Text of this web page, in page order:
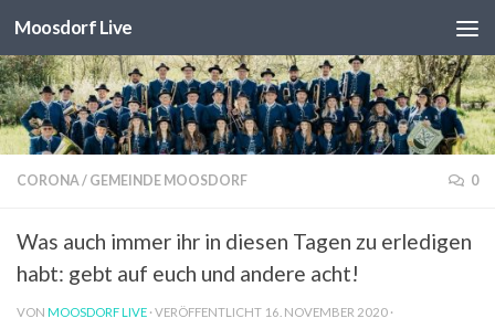
Unter dem Inhalt
Moosdorf Live
CORONA/ GEMEINDE MOOSDORF 0
Was auch immer ihr in diesen Tagen zu erledigen
habt: gebt auf euch und andere acht!
VON MOOSDORF LIVE · VERÖFFENTLICHT 16. NOVEMBER 2020 ·